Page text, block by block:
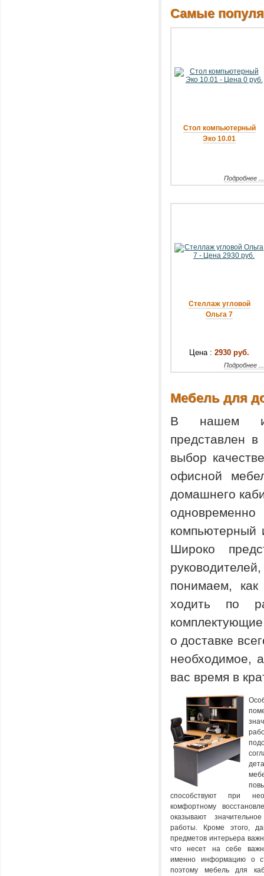
Самые
Стол компьютерный
Эко 10.01
Подробнее ...
Стеллаж угловой
Ольга 7
Цена :2930 руб.
Подробнее ...
Мебель для
В нашем
представлен
выбор
офисной
домашнего
Широко
понимаем,
ходить по
о доставке
необходимое,
вас время в
способствуют при
комфортному
оказывают
работы. Кроме этого,
предметов интерьера
что несет на себе
именно информацию о
поэтому мебель для